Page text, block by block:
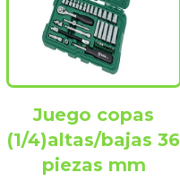
Juego copas
(1/4)altas/bajas 36
piezas mm